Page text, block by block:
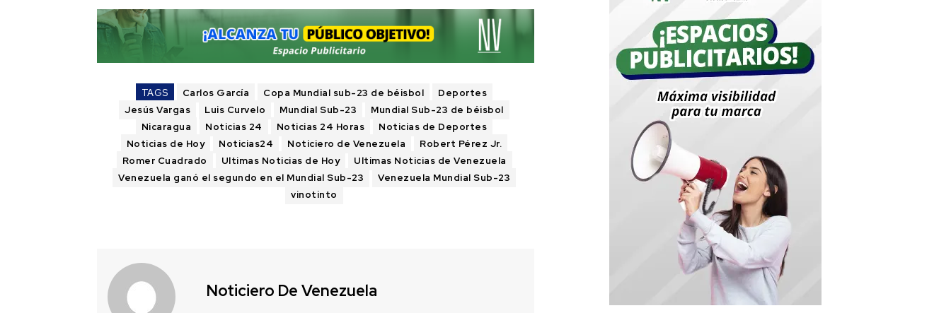
TAGS Carlos García Copa Mundial sub-23 de béisbol
Deportes
Jesús Vargas
Luis Curvelo Mundial Sub-23
Mundial Sub-23 de béisbol
Nicaragua
Noticias 24 Noticias 24 Horas
Noticias de Deportes
Noticias de Hoy
Noticias24 Noticiero de Venezuela
Robert Pérez Jr.
Romer Cuadrado
Ultimas Noticias de Hoy
Ultimas Noticias de Venezuela
Venezuela ganó el segundo en el Mundial Sub-23
Venezuela Mundial Sub-23
vinotinto
Noticiero De Venezuela